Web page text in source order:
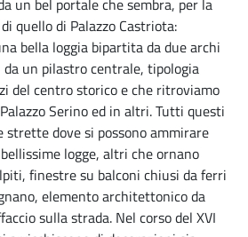
quello di Palazzo Castriota:
bella loggia bipartita da due archi
un pilastro centrale, tipologia
del centro storico e che ritroviamo
Serino ed in altri. Tutti questi
strette dove si possono ammirare
logge, altri che ornano
finestre su balconi chiusi da ferri
elemento architettonico da
sulla strada. Nel corso del XVI